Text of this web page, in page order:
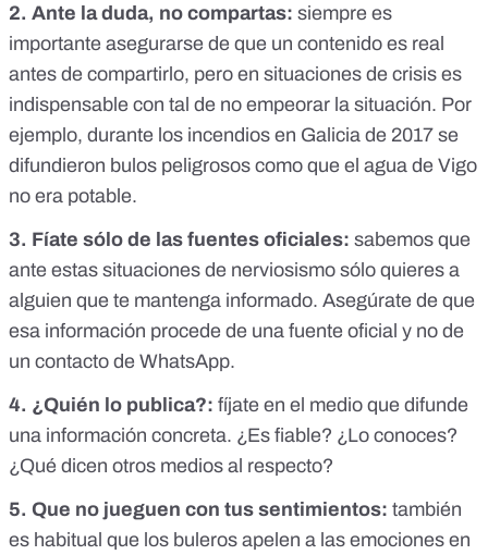
2. Ante la duda, no compartas: siempre es
importante asegurarse de que un contenido es real
antes de compartirlo, pero en situaciones de crisis es
indispensable con tal de no empeorar la situación. Por
ejemplo, durante los incendios en Galicia de 2017 se
difundieron bulos peligrosos como que el agua de Vigo
no era potable.
3. Fíate sólo de las fuentes oficiales: sabemos que
ante estas situaciones de nerviosismo sólo quieres a
alguien que te mantenga informado. Asegúrate de que
esa información procede de una fuente oficial y no de
un contacto de WhatsApp.
4. ¿Quién lo publica?: fíjate en el medio que difunde
una información concreta. ¿Es fiable? ¿Lo conoces?
¿Qué dicen otros medios al respecto?
5. Que no jueguen con tus sentimientos: también
es habitual que los buleros apelen a las emociones en